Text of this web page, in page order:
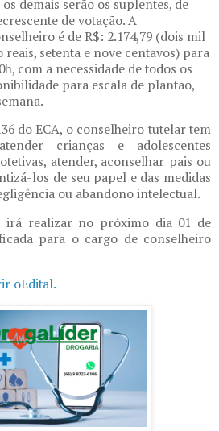
demais serão os suplentes, de
de votação. A
é de R$: 2.174,79 (dois mil
reais, setenta e nove centavos) para
com a necessidade de todos os
para escala de plantão,
do ECA, o conselheiro tutelar tem
crianças e adolescentes
atender, aconselhar pais ou
los de seu papel e das medidas
ou abandono intelectual.
irá realizar no próximo dia 01 de
para o cargo de conselheiro
oEdital.